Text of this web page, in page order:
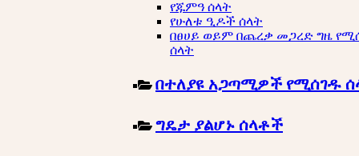
የጁምዓ ሰላት
የሁለቱ ዒዶች ሰላት
በፀሀይ ወይም በጨረቃ መጋረድ ግዜ
ሰላት
በተለያዩ አጋጣሚዎች የሚሰገዱ
ግዴታ ያልሆኑ ሰላቶች